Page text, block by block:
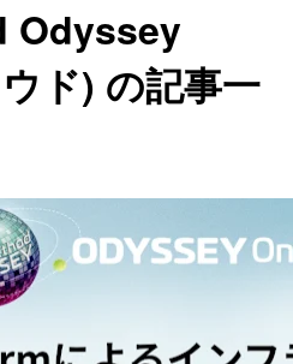
Odyssey
ド) の記事一